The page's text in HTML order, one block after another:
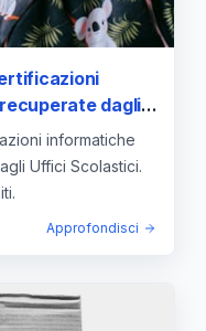
dagli
Quesitiinformatiche
Uffici Scolastici.
Approfondisci